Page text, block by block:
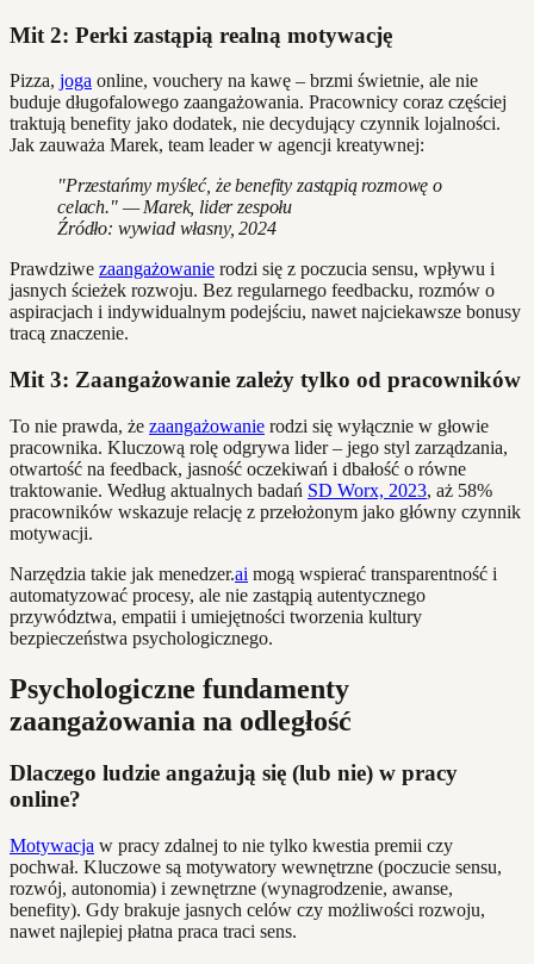
Mit 2: Perki zastąpią realną motywację
Pizza, joga online, vouchery na kawę – brzmi świetnie, ale nie
buduje długofalowego zaangażowania. Pracownicy coraz częściej
traktują benefity jako dodatek, nie decydujący czynnik lojalności.
Jak zauważa Marek, team leader w agencji kreatywnej:
"Przestańmy myśleć, że benefity zastąpią rozmowę o
celach." — Marek, lider zespołu
Źródło: wywiad własny, 2024
Prawdziwe zaangażowanie rodzi się z poczucia sensu, wpływu i
jasnych ścieżek rozwoju. Bez regularnego feedbacku, rozmów o
aspiracjach i indywidualnym podejściu, nawet najciekawsze bonusy
tracą znaczenie.
Mit 3: Zaangażowanie zależy tylko od pracowników
To nie prawda, że zaangażowanie rodzi się wyłącznie w głowie
pracownika. Kluczową rolę odgrywa lider – jego styl zarządzania,
otwartość na feedback, jasność oczekiwań i dbałość o równe
traktowanie. Według aktualnych badań SD Worx, 2023, aż 58%
pracowników wskazuje relację z przełożonym jako główny czynnik
motywacji.
Narzędzia takie jak menedzer.ai mogą wspierać transparentność i
automatyzować procesy, ale nie zastąpią autentycznego
przywództwa, empatii i umiejętności tworzenia kultury
bezpieczeństwa psychologicznego.
Psychologiczne fundamenty
zaangażowania na odległość
Dlaczego ludzie angażują się (lub nie) w pracy
online?
Motywacja w pracy zdalnej to nie tylko kwestia premii czy
pochwał. Kluczowe są motywatory wewnętrzne (poczucie sensu,
rozwój, autonomia) i zewnętrzne (wynagrodzenie, awanse,
benefity). Gdy brakuje jasnych celów czy możliwości rozwoju,
nawet najlepiej płatna praca traci sens.